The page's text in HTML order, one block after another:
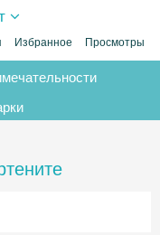
Избранное Просмотры